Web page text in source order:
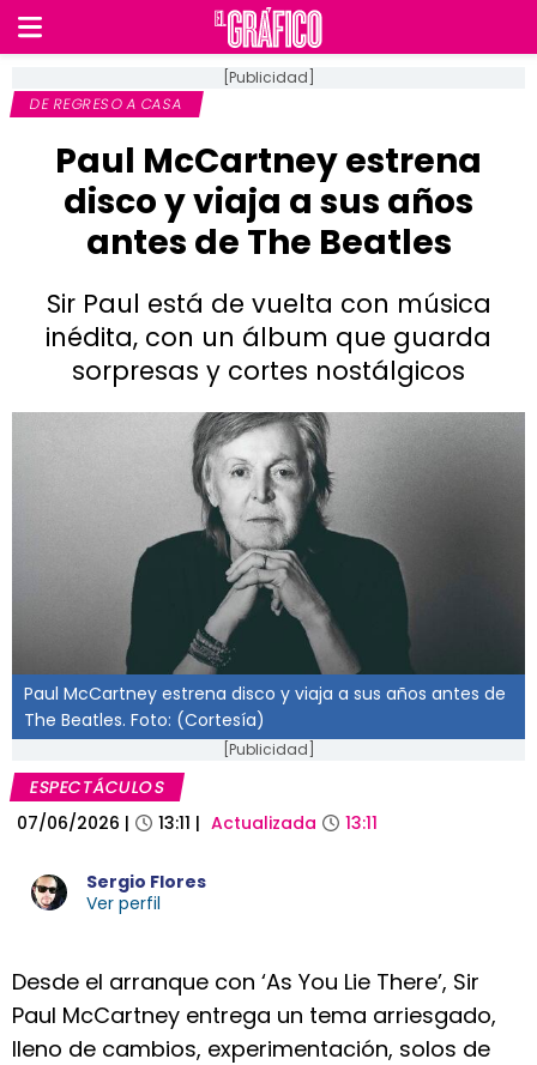
[Publicidad]
DE REGRESO A CASA
Paul McCartney estrena
disco y viaja a sus años
antes de The Beatles
Sir Paul está de vuelta con música
inédita, con un álbum que guarda
sorpresas y cortes nostálgicos
Paul McCartney estrena disco y viaja a sus años antes de
The Beatles. Foto: (Cortesía)
[Publicidad]
ESPECTÁCULOS
07/06/2026 | 13:11 | Actualizada 13:11
Sergio Flores
Ver perfil
Desde el arranque con ‘As You Lie There’, Sir
Paul McCartney entrega un tema arriesgado,
lleno de cambios, experimentación, solos de